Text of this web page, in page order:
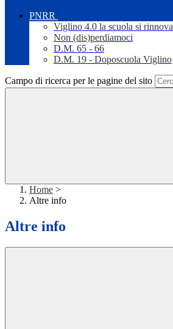
PNRR
Viglino 4.0 la scuola si rinnova
Non (dis)perdiamoci
D.M. 65 - 66
D.M. 19 - Doposcuola Viglino
Campo di ricerca per le pagine del sito
Home >
Altre info
Altre info